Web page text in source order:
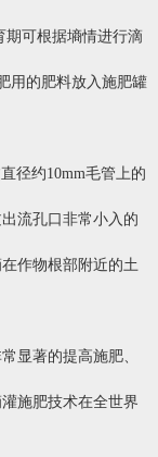
期可根据墒情进行滴
用的肥料放入施肥罐
径约10mm毛管上的
流孔口非常小入的
作物根部附近的土
著的提高施肥、
施肥技术在全世界